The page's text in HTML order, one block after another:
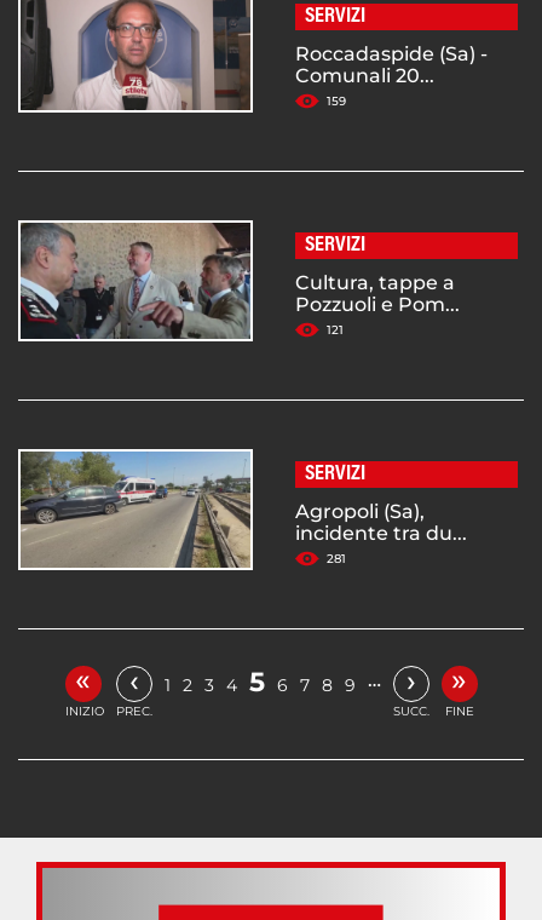
SERVIZI
Roccadaspide (Sa) -
Comunali 20...
159
SERVIZI
Cultura, tappe a
Pozzuoli e Pom...
121
SERVIZI
Agropoli (Sa),
incidente tra du...
281
«
INIZIO
‹
PREC.
1 2 3 4 5 6 7 8 9 … ›
SUCC.
»
FINE